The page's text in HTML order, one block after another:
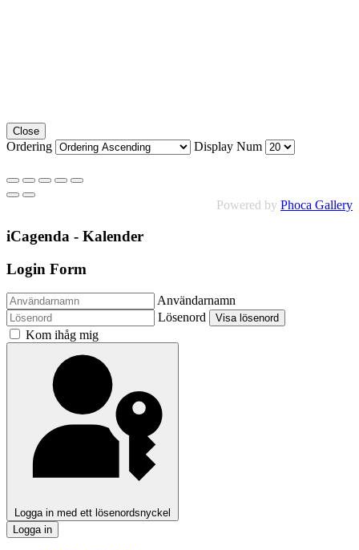
Close
Ordering Display Num
Powered by Phoca Gallery
iCagenda - Kalender
Login Form
Användarnamn
Lösenord
Visa lösenord
Kom ihåg mig
Logga in med ett lösenordsnyckel
Logga in